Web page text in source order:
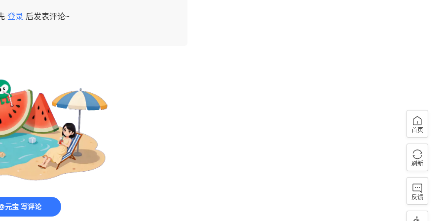
登录 后发表评论~
元宝 写评论
首页
刷新
反馈